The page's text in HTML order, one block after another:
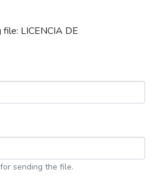
LICENCIA DE
sending the file.